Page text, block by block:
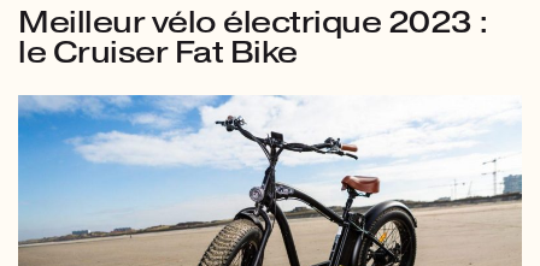
Meilleur vélo électrique 2023 :
le Cruiser Fat Bike